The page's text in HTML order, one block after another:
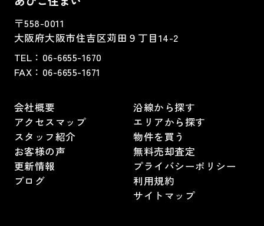
〒558-0011
大阪府大阪市住吉区苅田９丁目14-2
TEL： 06-6655-1670
FAX： 06-6655-1671
会社概要
アクセスマップ
スタッフ紹介
お客様の声
更新情報
ブログ
沿線から探す
エリアから探す
物件を買う
無料売却査定
プライバシーポリシー
利用規約
サイトマップ